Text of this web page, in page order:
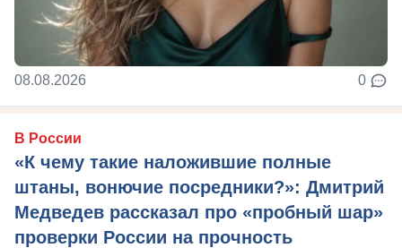
08.08.2026 0
В России
«К чему такие наложившие полные
штаны, вонючие посредники?»: Дмитрий
Медведев рассказал про «пробный шар»
проверки России на прочность